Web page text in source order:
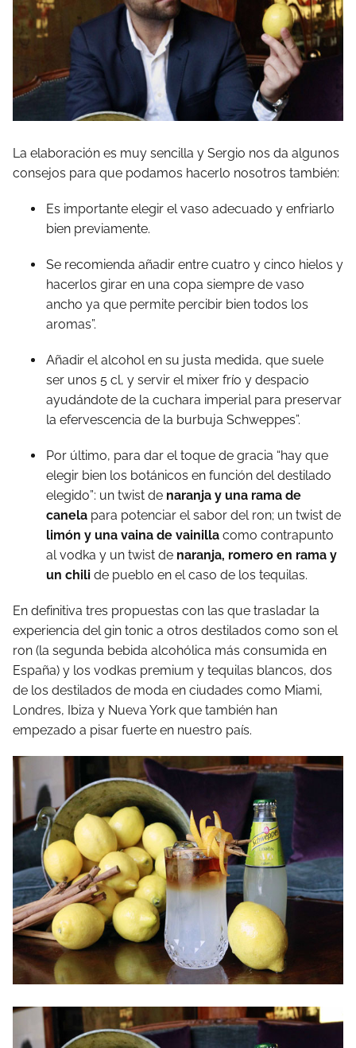
La elaboración es muy sencilla y Sergio nos da algunos
consejos para que podamos hacerlo nosotros también:
Es importante elegir el vaso adecuado y enfriarlo
bien previamente.
Se recomienda añadir entre cuatro y cinco hielos y
hacerlos girar en una copa siempre de vaso
ancho ya que permite percibir bien todos los
aromas”.
Añadir el alcohol en su justa medida, que suele
ser unos 5 cl, y servir el mixer frío y despacio
ayudándote de la cuchara imperial para preservar
la efervescencia de la burbuja Schweppes”.
Por último, para dar el toque de gracia “hay que
elegir bien los botánicos en función del destilado
elegido”: un twist de naranja y una rama de
canela para potenciar el sabor del ron; un twist de
limón y una vaina de vainilla como contrapunto
al vodka y un twist de naranja, romero en rama y
un chili de pueblo en el caso de los tequilas.
En definitiva tres propuestas con las que trasladar la
experiencia del gin tonic a otros destilados como son el
ron (la segunda bebida alcohólica más consumida en
España) y los vodkas premium y tequilas blancos, dos
de los destilados de moda en ciudades como Miami,
Londres, Ibiza y Nueva York que también han
empezado a pisar fuerte en nuestro país.